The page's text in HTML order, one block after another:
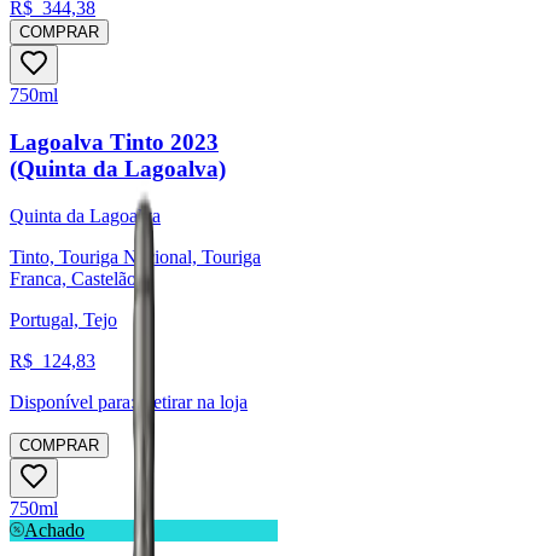
R$ 344,38
COMPRAR
750ml
Lagoalva Tinto 2023
(Quinta da Lagoalva)
Quinta da Lagoalva
Tinto, Touriga Nacional, Touriga
Franca, Castelão
Portugal, Tejo
R$ 124,83
Disponível para:
Retirar na loja
COMPRAR
750ml
Achado